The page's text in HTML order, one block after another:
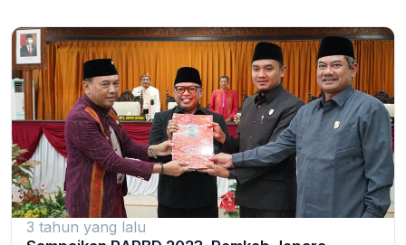
3 tahun yang lalu